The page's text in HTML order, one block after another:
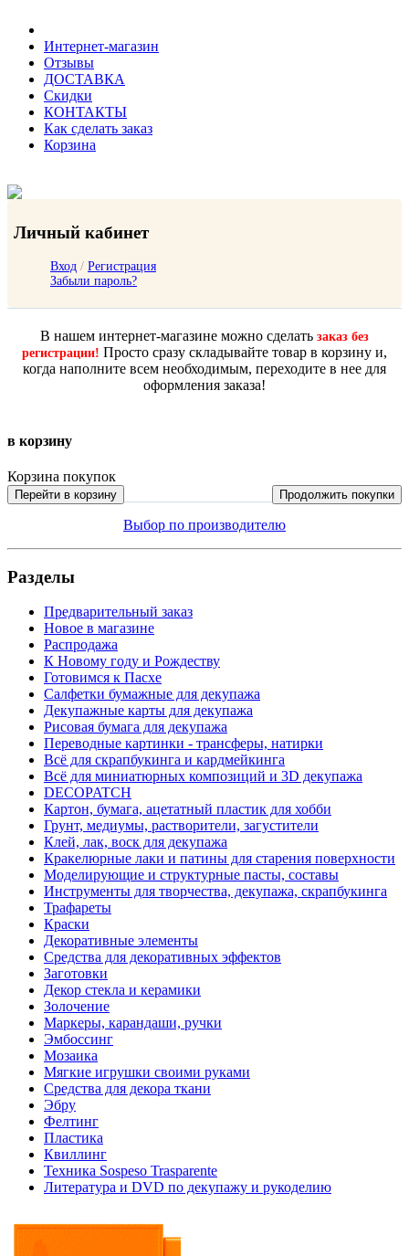
Интернет-магазин
Отзывы
ДОСТАВКА
Скидки
КОНТАКТЫ
Как сделать заказ
Корзина
Личный кабинет
Вход / Регистрация
Забыли пароль?
В нашем интернет-магазине можно сделать заказ без
регистрации! Просто сразу складывайте товар в корзину и,
когда наполните всем необходимым, переходите в нее для
оформления заказа!
в корзину
Корзина покупок
Перейти в корзину Продолжить покупки
Выбор по производителю
Разделы
Предварительный заказ
Новое в магазине
Распродажа
К Новому году и Рождеству
Готовимся к Пасхе
Салфетки бумажные для декупажа
Декупажные карты для декупажа
Рисовая бумага для декупажа
Переводные картинки - трансферы, натирки
Всё для скрапбукинга и кардмейкинга
Всё для миниатюрных композиций и 3D декупажа
DECOPATCH
Картон, бумага, ацетатный пластик для хобби
Грунт, медиумы, растворители, загустители
Клей, лак, воск для декупажа
Кракелюрные лаки и патины для старения поверхности
Моделирующие и структурные пасты, составы
Инструменты для творчества, декупажа, скрапбукинга
Трафареты
Краски
Декоративные элементы
Средства для декоративных эффектов
Заготовки
Декор стекла и керамики
Золочение
Маркеры, карандаши, ручки
Эмбоссинг
Мозаика
Мягкие игрушки своими руками
Средства для декора ткани
Эбру
Фелтинг
Пластика
Квиллинг
Техника Sospeso Trasparente
Литература и DVD по декупажу и рукоделию